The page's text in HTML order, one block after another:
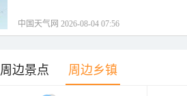
中国天气网 2026-08-04 07:56
周边景点 周边乡镇